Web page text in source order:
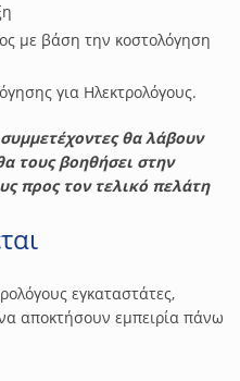
με βάση την κοστολόγηση
για Ηλεκτρολόγους.
θα λάβουν
τους βοηθήσει στην
προς τον τελικό πελάτη
εγκαταστάτες,
αποκτήσουν εμπειρία πάνω